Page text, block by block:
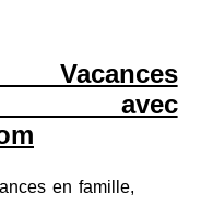
avec
en famille,